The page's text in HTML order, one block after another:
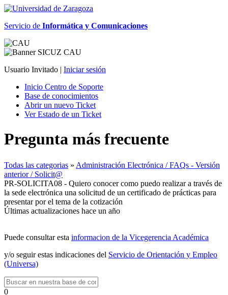
Servicio de Informática y Comunicaciones
Usuario Invitado | Iniciar sesión
Inicio Centro de Soporte
Base de conocimientos
Abrir un nuevo Ticket
Ver Estado de un Ticket
Pregunta más frecuente
Todas las categorias » Administración Electrónica / FAQs - Versión
anterior / Solicit@
PR-SOLICITA08 - Quiero conocer como puedo realizar a través de
la sede electrónica una solicitud de un certificado de prácticas para
presentar por el tema de la cotización
Últimas actualizaciones hace un año
Puede consultar esta informacion de la Vicegerencia Académica
y/o seguir estas indicaciones del Servicio de Orientación y Empleo
(Universa)
0